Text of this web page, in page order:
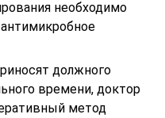
необходимо
должного
времени, доктор
метод